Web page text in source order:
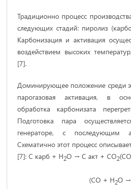
Традиционно процесс
следующих стадий: пиролиз
Карбонизация и активация
воздействием высоких
[7].
Доминирующее положение среди
парогазовая активация, в
обработка карбонизата
Подготовка пара
генераторе, с последующим
Схематично этот процесс
[7]: С карб + H2O → C акт + СО2
(CO + Н2О